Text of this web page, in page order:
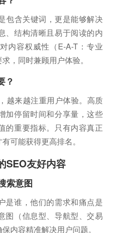
包含关键词，更是能够解决
、结构清晰且易于阅读的内
内容权威性（E-A-T：专业
，同时兼顾用户体验。
？
越来越注重用户体验。高质
加停留时间和分享量，这些
的重要指标。只有内容真正
可能获得更高排名。
SEO友好内容
索意图
是谁，他们的需求和痛点是
图（信息型、导航型、交易
内容精准解决用户问题。